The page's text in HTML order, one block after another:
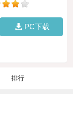
PC下载
排行